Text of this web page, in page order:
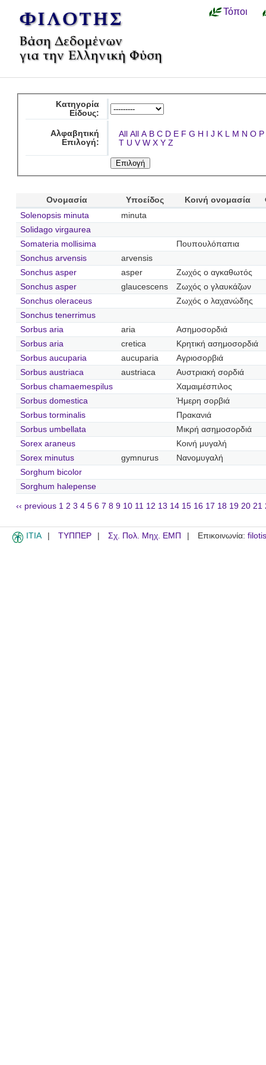
Τόποι
Κατηγορία
Είδους:
Αλφαβητική
Επιλογή:
All All A B C D E F G H I J K L M N O P
T U V W X Y Z
Ονομασία Υποείδος Κοινή ονομασία
Solenopsis minuta
minuta
Solidago virgaurea
Somateria mollisima
Πουπουλόπαπια
Sonchus arvensis
arvensis
Sonchus asper
asper
Ζωχός ο αγκαθωτός
Sonchus asper
glaucescens
Ζωχός ο γλαυκάζων
Sonchus oleraceus
Ζωχός ο λαχανώδης
Sonchus tenerrimus
Sorbus aria
aria
Ασημοσορδιά
Sorbus aria
cretica
Κρητική ασημοσορδιά
Sorbus aucuparia
aucuparia
Αγριοσορβιά
Sorbus austriaca
austriaca
Αυστριακή σορδιά
Sorbus chamaemespilus
Χαμαιμέσπιλος
Sorbus domestica
Ήμερη σορβιά
Sorbus torminalis
Πρακανιά
Sorbus umbellata
Μικρή ασημοσορδιά
Sorex araneus
Κοινή μυγαλή
Sorex minutus
gymnurus
Νανομυγαλή
Sorghum bicolor
Sorghum halepense
‹‹ previous 1 2 3 4 5 6 7 8 9 10 11 12 13 14 15 16 17 18 19 20 21
ITIA ΤΥΠΠΕΡ Σχ. Πολ. Μηχ. ΕΜΠ Επικοινωνία: